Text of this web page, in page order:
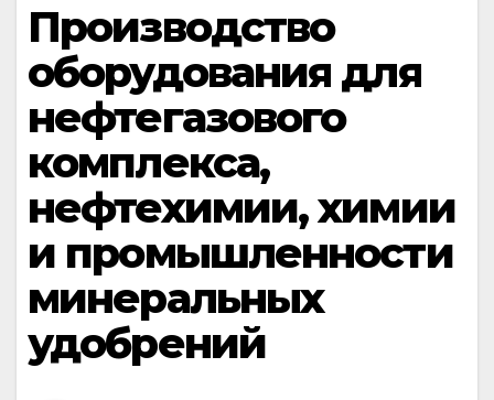
Производство
оборудования для
нефтегазового
комплекса,
нефтехимии, химии
и промышленности
минеральных
удобрений